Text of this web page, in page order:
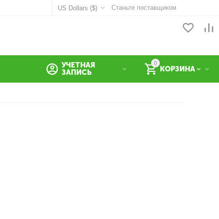
Станьте поставщиком
US Dollars ($)
0
КОРЗИНА
УЧЕТНАЯ
ЗАПИСЬ